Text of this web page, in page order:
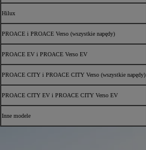
Hilux
PROACE i PROACE Verso (wszystkie napędy)
PROACE EV i PROACE Verso EV
PROACE CITY i PROACE CITY Verso (wszystkie napędy)
PROACE CITY EV i PROACE CITY Verso EV
Inne modele